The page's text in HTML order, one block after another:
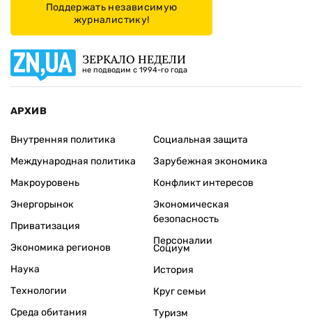
Поддержать независимую
журналистику!
ЗЕРКАЛО НЕДЕЛИ
не подводим с 1994-го года
АРХИВ
Внутренняя политика
Международная политика
Макроуровень
Энергорынок
Приватизация
Экономика регионов
Социальная защита
Зарубежная экономика
Конфликт интересов
Экономическая
безопасность
Персоналии
Наука
Технологии
Среда обитания
Социум
История
Круг семьи
Туризм